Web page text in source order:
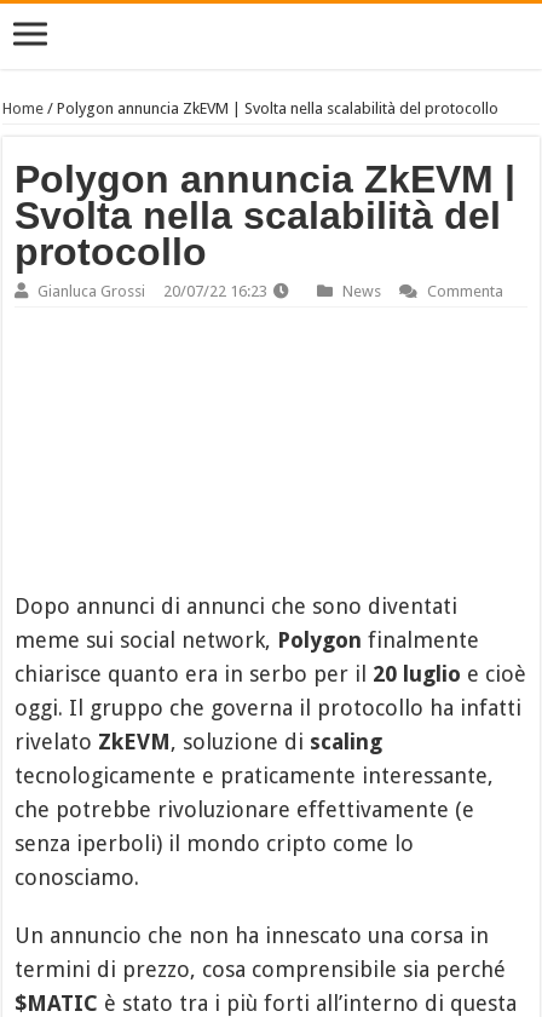
Home /Polygon annuncia ZkEVM | Svolta nella scalabilità del protocollo
Polygon annuncia ZkEVM |
Svolta nella scalabilità del
protocollo
Gianluca Grossi 20/07/22 16:23 News Commenta
Dopo annunci di annunci che sono diventati
meme sui social network, Polygon finalmente
chiarisce quanto era in serbo per il 20 luglio e cioè
oggi. Il gruppo che governa il protocollo ha infatti
rivelato ZkEVM, soluzione di scaling
tecnologicamente e praticamente interessante,
che potrebbe rivoluzionare effettivamente (e
senza iperboli) il mondo cripto come lo
conosciamo.
Un annuncio che non ha innescato una corsa in
termini di prezzo, cosa comprensibile sia perché
$MATIC è stato tra i più forti all’interno di questa